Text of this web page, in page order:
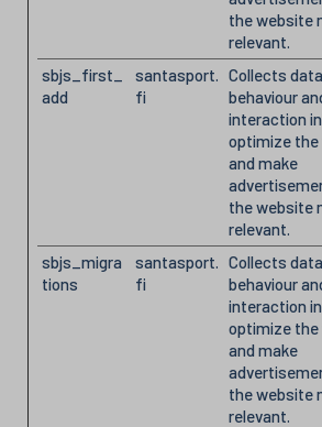
the website
relevant.
sbjs_first_
add
santasport.
fi
Collects
behaviour
interaction
optimize
and make
the website
relevant.
sbjs_migra
tions
santasport.
fi
Collects
behaviour
interaction
optimize
and make
the website
relevant.